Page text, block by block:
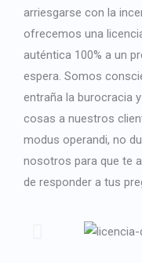
arriesgarse con la
ofrecemos una
auténtica 100% a un
espera. Somos
entraña la burocracia
cosas a nuestros
modus operandi, no
nosotros para que te
de responder a tus